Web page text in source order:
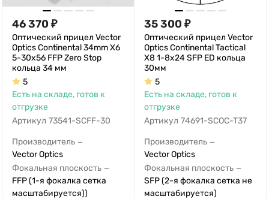
46 370 ₽
Оптический прицел Vector
Optics Continental 34mm X6
5-30x56 FFP Zero Stop
кольца 34 мм
5
Есть на складе, готов к
отгрузке
Артикул 73541-SCFF-30
Производитель —
Vector Optics
Фокальная плоскость —
FFP (1-я фокалка сетка
масштабируется))
35 300 ₽
Оптический прицел Vector
Optics Continental Tactical
X8 1-8x24 SFP ED кольца
30мм
5
Есть на складе, готов к
отгрузке
Артикул 74691-SCOC-T37
Производитель —
Vector Optics
Фокальная плоскость —
SFP (2-я фокалка сетка не
масштабируется)